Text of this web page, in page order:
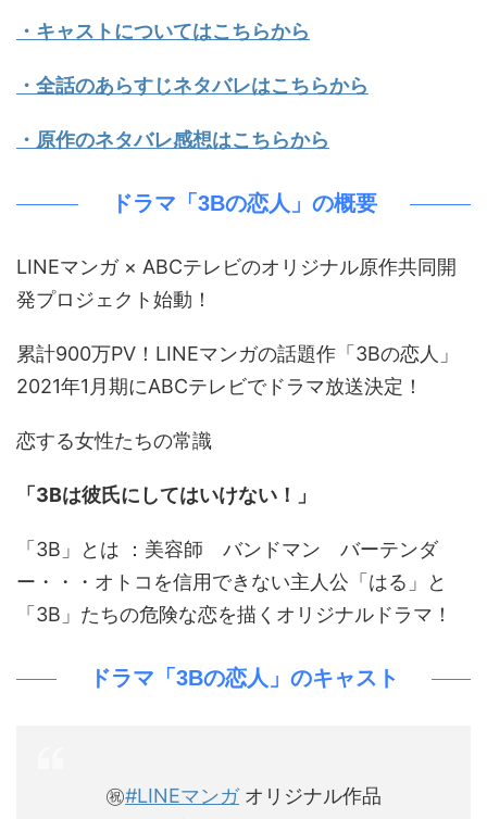
・キャストについてはこちらから
・全話のあらすじネタバレはこちらから
・原作のネタバレ感想はこちらから
ドラマ「3Bの恋人」の概要
LINEマンガ × ABCテレビのオリジナル原作共同開
発プロジェクト始動！
累計900万PV！LINEマンガの話題作「3Bの恋人」
2021年1月期にABCテレビでドラマ放送決定！
恋する女性たちの常識
「3Bは彼氏にしてはいけない！」
「3B」とは ：美容師 バンドマン バーテンダ
ー・・・オトコを信用できない主人公「はる」と
「3B」たちの危険な恋を描くオリジナルドラマ！
ドラマ「3Bの恋人」のキャスト
㊗️#LINEマンガオリジナル作品